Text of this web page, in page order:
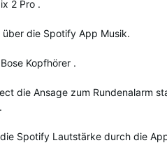
2 Pro .
die Spotify App Musik.
Kopfhörer .
die Ansage zum Rundenalarm
Spotify Lautstärke durch die